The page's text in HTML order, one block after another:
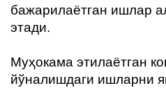
бажарилаётган ишлар
этади.
Муҳокама этилаётган
йўналишдаги ишларни